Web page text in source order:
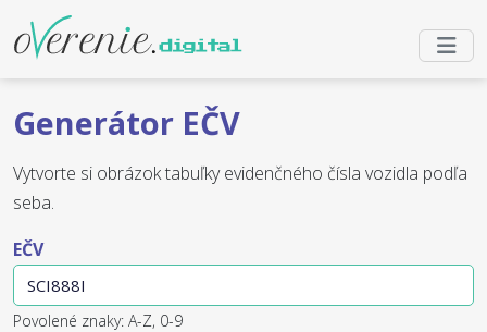
Generátor EČV
Vytvorte si obrázok tabuľky evidenčného čísla vozidla podľa
seba.
EČV
Povolené znaky: A-Z, 0-9